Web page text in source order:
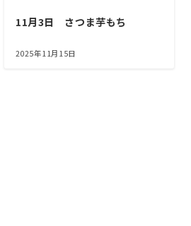
11月3日 さつま芋もち
2025年11月15日